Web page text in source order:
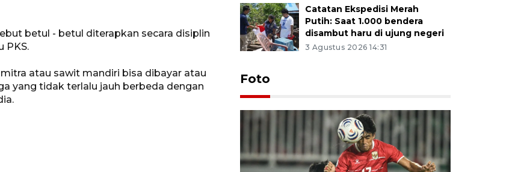
betul - betul diterapkan secara disiplin
PKS.
atau sawit mandiri bisa dibayar atau
yang tidak terlalu jauh berbeda dengan
Catatan Ekspedisi Merah
Putih: Saat 1.000 bendera
disambut haru di ujung negeri
3 Agustus 2026 14:31
Foto